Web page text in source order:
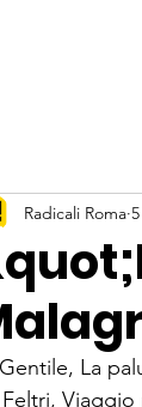
Radicali Roma
La
Viaggio